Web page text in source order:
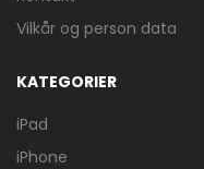
Vilkår og person data
KATEGORIER
iPad
iPhone